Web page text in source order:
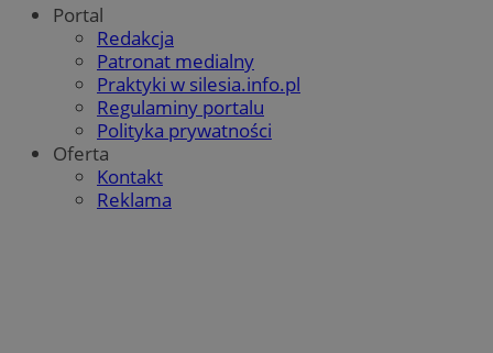
Portal
Redakcja
Patronat medialny
Praktyki w silesia.info.pl
Regulaminy portalu
Polityka prywatności
Oferta
Kontakt
Reklama